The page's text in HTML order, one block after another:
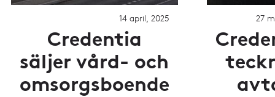
14 april, 2025
Credentia
säljer vård- och
omsorgsboende
27